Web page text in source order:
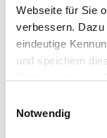
Webseite für Sie
verbessern.
eindeutige
und speichern
Ihre
Notwendig
Telefonnummer*